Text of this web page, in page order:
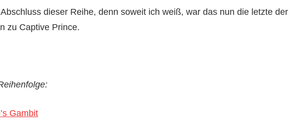
dieser Reihe, denn soweit ich weiß, war das nun die letzte der
zu Captive Prince.
Gambit